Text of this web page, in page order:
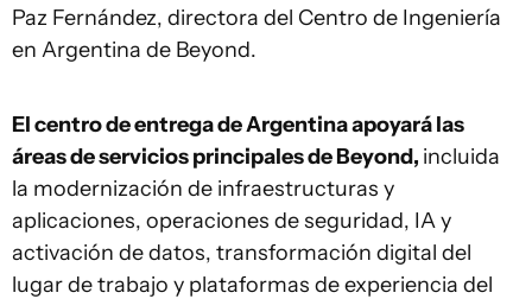
Paz Fernández, directora del Centro de Ingeniería
en Argentina de Beyond.
El centro de entrega de Argentina apoyará las
áreas de servicios principales de Beyond, incluida
la modernización de infraestructuras y
aplicaciones, operaciones de seguridad, IA y
activación de datos, transformación digital del
lugar de trabajo y plataformas de experiencia del